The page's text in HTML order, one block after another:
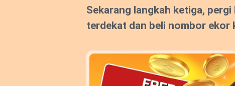
Sekarang langkah ketiga,
terdekat dan beli nombor ekor